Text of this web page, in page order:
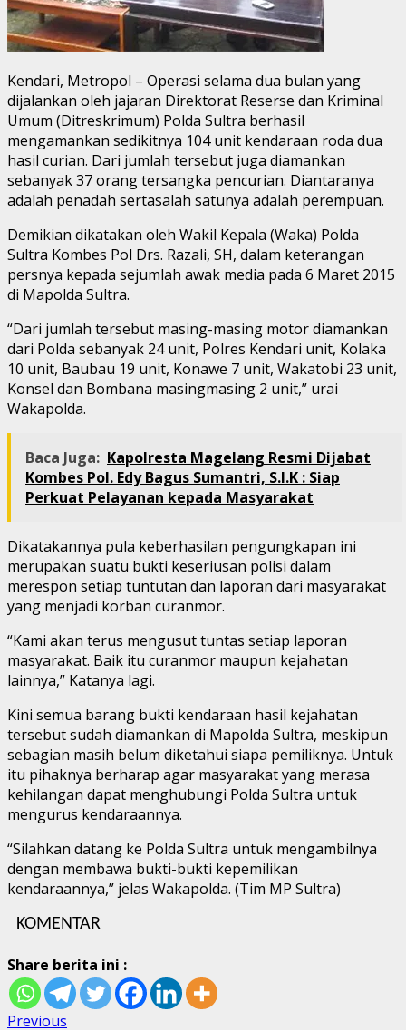
Kendari, Metropol – Operasi selama dua bulan yang
dijalankan oleh jajaran Direktorat Reserse dan Kriminal
Umum (Ditreskrimum) Polda Sultra berhasil
mengamankan sedikitnya 104 unit kendaraan roda dua
hasil curian. Dari jumlah tersebut juga diamankan
sebanyak 37 orang tersangka pencurian. Diantaranya
adalah penadah sertasalah satunya adalah perempuan.
Demikian dikatakan oleh Wakil Kepala (Waka) Polda
Sultra Kombes Pol Drs. Razali, SH, dalam keterangan
persnya kepada sejumlah awak media pada 6 Maret 2015
di Mapolda Sultra.
“Dari jumlah tersebut masing-masing motor diamankan
dari Polda sebanyak 24 unit, Polres Kendari unit, Kolaka
10 unit, Baubau 19 unit, Konawe 7 unit, Wakatobi 23 unit,
Konsel dan Bombana masingmasing 2 unit,” urai
Wakapolda.
Baca Juga: Kapolresta Magelang Resmi Dijabat
Kombes Pol. Edy Bagus Sumantri, S.I.K : Siap
Perkuat Pelayanan kepada Masyarakat
Dikatakannya pula keberhasilan pengungkapan ini
merupakan suatu bukti keseriusan polisi dalam
merespon setiap tuntutan dan laporan dari masyarakat
yang menjadi korban curanmor.
“Kami akan terus mengusut tuntas setiap laporan
masyarakat. Baik itu curanmor maupun kejahatan
lainnya,” Katanya lagi.
Kini semua barang bukti kendaraan hasil kejahatan
tersebut sudah diamankan di Mapolda Sultra, meskipun
sebagian masih belum diketahui siapa pemiliknya. Untuk
itu pihaknya berharap agar masyarakat yang merasa
kehilangan dapat menghubungi Polda Sultra untuk
mengurus kendaraannya.
“Silahkan datang ke Polda Sultra untuk mengambilnya
dengan membawa bukti-bukti kepemilikan
kendaraannya,” jelas Wakapolda. (Tim MP Sultra)
KOMENTAR
Share berita ini :
Previous